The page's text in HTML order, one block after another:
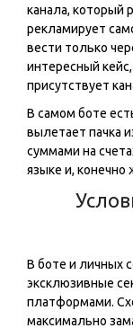
канала, который
рекламирует
вести только
интересный
присутствует
В самом боте
вылетает пачка
суммами на
языке и,
В боте и личных
эксклюзивные
платформами.
максимально